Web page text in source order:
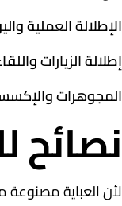
الإطلالة العملية
إطلالة الزيارات
المجوهرات
نصائح
لأن العباية مصنوعة